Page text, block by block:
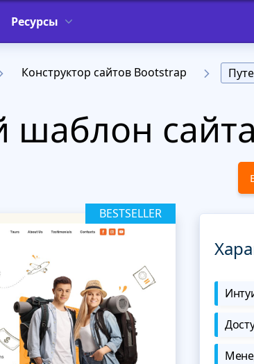
Ресурсы
Конструктор сайтов Bootstrap
BESTSELLER